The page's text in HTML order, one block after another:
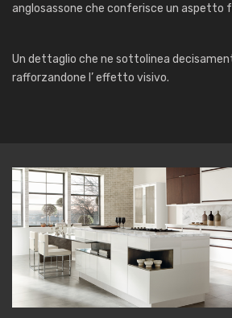
anglosassone che conferisce un aspetto
Un dettaglio che ne sottolinea
rafforzandone l’ effetto visivo.